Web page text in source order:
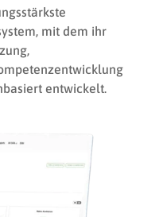
mit dem ihr
entwickelt.